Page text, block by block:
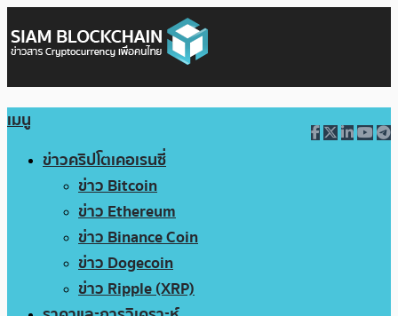
เมนู
ข่าวคริปโตเคอเรนซี่
ข่าว Bitcoin
ข่าว Ethereum
ข่าว Binance Coin
ข่าว Dogecoin
ข่าว Ripple (XRP)